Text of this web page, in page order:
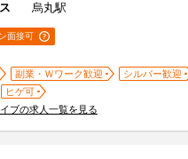
烏丸駅
面接可
副業・Ｗワーク歓迎
シルバー歓迎
ヒゲ可
ブの求人一覧を見る